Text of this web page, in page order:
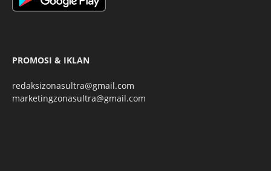
PROMOSI & IKLAN
redaksizonasultra@gmail.com
marketingzonasultra@gmail.com